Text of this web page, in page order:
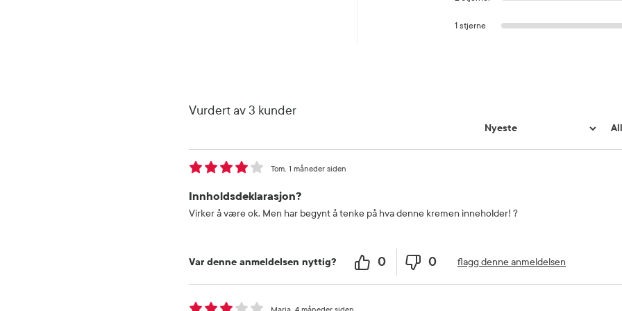
1 stjerne
Vurdert av 3 kunder
Innholdsdeklarasjon?
1 måneder siden
Tom
Virker å være ok. Men har begynt å tenke på hva denne kremen inneholder! ?
Var denne anmeldelsen nyttig? 0 0 flagg denne anmeldelsen